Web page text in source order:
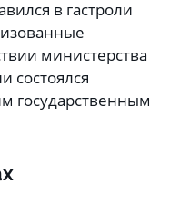
в гастроли
министерства
состоялся
государственным